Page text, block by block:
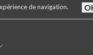
de navigation.